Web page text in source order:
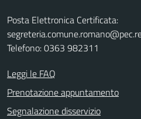
Posta Elettronica Certificata:
Telefono: 0363 982311
Leggi le FAQ
Prenotazione appuntamento
Segnalazione disservizio